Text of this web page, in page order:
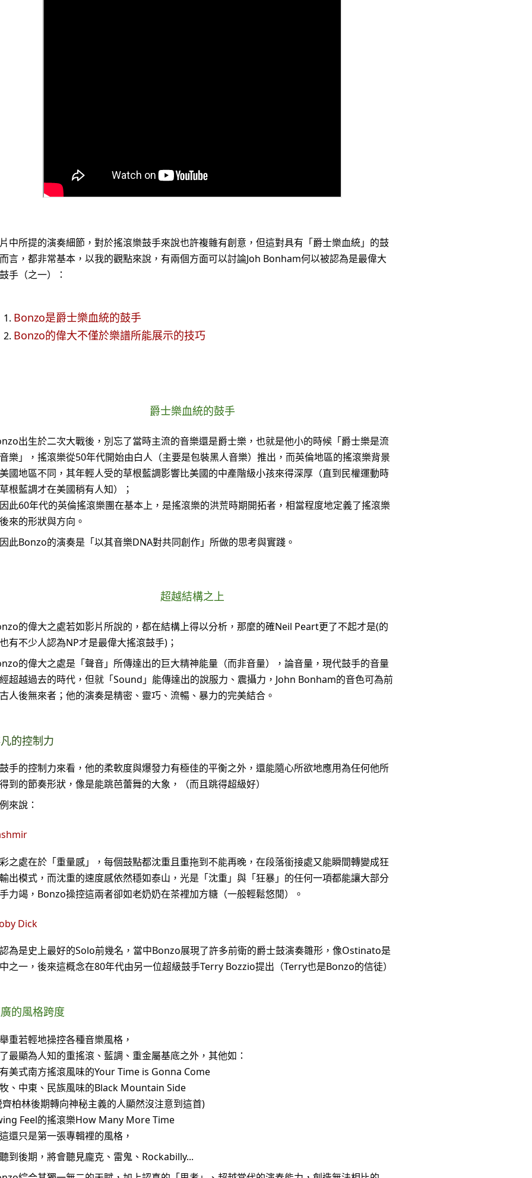
中所提的演奏細節，對於搖滾樂鼓手來說也許複雜有創意，但這對具有「爵士樂血統」的鼓
言，都非常基本，以我的觀點來說，有兩個方面可以討論Joh Bonham何以被認為是最偉大
手（之一）：
Bonzo是爵士樂血統的鼓手
Bonzo的偉大不僅於樂譜所能展示的技巧
爵士樂血統的鼓手
出生於二次大戰後，別忘了當時主流的音樂還是爵士樂，也就是他小的時候「爵士樂是流
樂」，搖滾樂從50年代開始由白人（主要是包裝黑人音樂）推出，而英倫地區的搖滾樂背景
國地區不同，其年輕人受的草根藍調影響比美國的中產階級小孩來得深厚（直到民權運動時
根藍調才在美國稍有人知）；
此60年代的英倫搖滾樂團在基本上，是搖滾樂的洪荒時期開拓者，相當程度地定義了搖滾樂
來的形狀與方向。
此Bonzo的演奏是「以其音樂DNA對共同創作」所做的思考與實踐。
超越結構之上
的偉大之處若如影片所說的，都在結構上得以分析，那麼的確Neil Peart更了不起才是(的
有不少人認為NP才是最偉大搖滾鼓手)；
的偉大之處是「聲音」所傳達出的巨大精神能量（而非音量），論音量，現代鼓手的音量
超越過去的時代，但就「Sound」能傳達出的說服力、震攝力，John Bonham的音色可為前
人後無來者；他的演奏是精密、靈巧、流暢、暴力的完美結合。
的控制力
手的控制力來看，他的柔軟度與爆發力有極佳的平衡之外，還能隨心所欲地應用為任何他所
到的節奏形狀，像是能跳芭蕾舞的大象，（而且跳得超級好）
來說：
之處在於「重量感」，每個鼓點都沈重且重拖到不能再晚，在段落銜接處又能瞬間轉變成狂
出模式，而沈重的速度感依然穩如泰山，光是「沈重」與「狂暴」的任何一項都能讓大部分
力竭，Bonzo操控這兩者卻如老奶奶在茶裡加方糖（一般輕鬆悠閒）。
Dick
為是史上最好的Solo前幾名，當中Bonzo展現了許多前衛的爵士鼓演奏雛形，像Ostinato是
之一，後來這概念在80年代由另一位超級鼓手Terry Bozzio提出（Terry也是Bonzo的信徒）
的風格跨度
重若輕地操控各種音樂風格，
最顯為人知的重搖滾、藍調、重金屬基底之外，其他如：
美式南方搖滾風味的Your Time is Gonna Come
、中東、民族風味的Black Mountain Side
齊柏林後期轉向神秘主義的人顯然沒注意到這首)
Feel的搖滾樂How Many More Time
還只是第一張專輯裡的風格，
到後期，將會聽見龐克、雷鬼、Rockabilly...